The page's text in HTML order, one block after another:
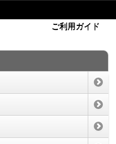
ご利用ガイド